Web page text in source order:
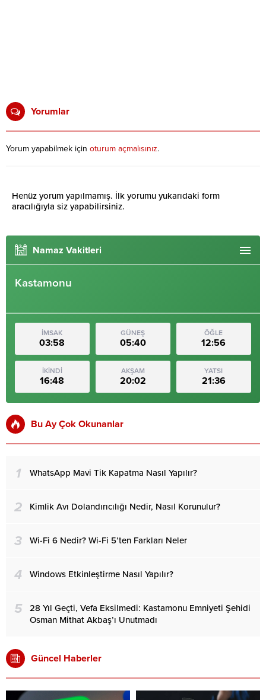
Yorumlar
Yorum yapabilmek için oturum açmalısınız.
Henüz yorum yapılmamış. İlk yorumu yukarıdaki form
aracılığıyla siz yapabilirsiniz.
Namaz Vakitleri
Kastamonu
İMSAK
03:58
GÜNEŞ
05:40
ÖĞLE
12:56
İKİNDİ
16:48
AKŞAM
20:02
YATSI
21:36
Bu Ay Çok Okunanlar
1 WhatsApp Mavi Tik Kapatma Nasıl Yapılır?
2 Kimlik Avı Dolandırıcılığı Nedir, Nasıl Korunulur?
3 Wi-Fi 6 Nedir? Wi-Fi 5’ten Farkları Neler
4 Windows Etkinleştirme Nasıl Yapılır?
5
28 Yıl Geçti, Vefa Eksilmedi: Kastamonu Emniyeti Şehidi
Osman Mithat Akbaş’ı Unutmadı
Güncel Haberler